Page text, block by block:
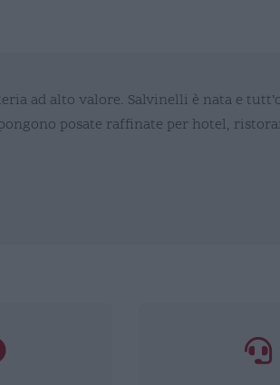
ad alto valore. Salvinelli è nata e
posate raffinate per hotel,